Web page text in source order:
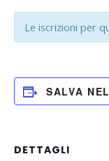
Le iscrizioni per
SALVA
DETTAGLI